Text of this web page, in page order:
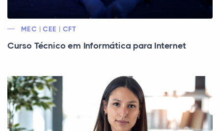
MEC | CEE | CFT
Curso Técnico em Informática para Internet